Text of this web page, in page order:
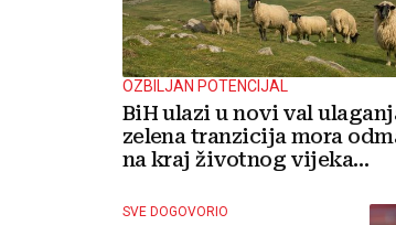
OZBILJAN POTENCIJAL
BiH ulazi u novi val
zelena tranzicija mora
na kraj životnog vijeka
SVE DOGOVORIO